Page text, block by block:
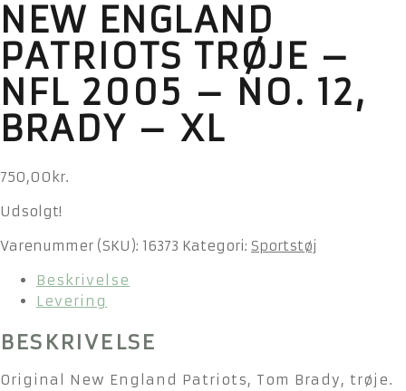
NEW ENGLAND
PATRIOTS TRØJE –
NFL 2005 – NO. 12,
BRADY – XL
750,00 kr.
Udsolgt!
Varenummer (SKU): 16373 Kategori: Sportstøj
Beskrivelse
Levering
BESKRIVELSE
Original New England Patriots, Tom Brady, trøje.